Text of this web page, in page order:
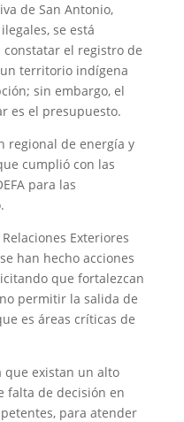
de San Antonio,
se está
el registro de
territorio indígena
sin embargo, el
es el presupuesto.
regional de energía y
cumplió con las
para las
Exteriores
han hecho acciones
que fortalezcan
permitir la salida de
es áreas críticas de
que existan un alto
falta de decisión en
para atender